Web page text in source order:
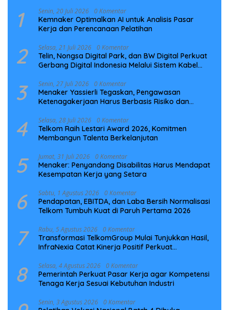
1 Senin, 20 Juli 2026 0 Komentar
Kemnaker Optimalkan AI untuk Analisis Pasar
Kerja dan Perencanaan Pelatihan
2 Selasa, 21 Juli 2026 0 Komentar
Telin, Nongsa Digital Park, dan BW Digital Perkuat
Gerbang Digital Indonesia Melalui Sistem Kabel
3 Senin, 27 Juli 2026 0 Komentar
Menaker Yassierli Tegaskan, Pengawasan
Ketenagakerjaan Harus Berbasis Risiko dan
4 Selasa, 28 Juli 2026 0 Komentar
Telkom Raih Lestari Award 2026, Komitmen
Membangun Talenta Berkelanjutan
5 Jumat, 31 Juli 2026 0 Komentar
Menaker: Penyandang Disabilitas Harus Mendapat
Kesempatan Kerja yang Setara
6 Sabtu, 1 Agustus 2026 0 Komentar
Pendapatan, EBITDA, dan Laba Bersih Normalisasi
Telkom Tumbuh Kuat di Paruh Pertama 2026
7 Rabu, 5 Agustus 2026 0 Komentar
Transformasi TelkomGroup Mulai Tunjukkan Hasil,
InfraNexia Catat Kinerja Positif Perkuat
8 Selasa, 4 Agustus 2026 0 Komentar
Pemerintah Perkuat Pasar Kerja agar Kompetensi
Tenaga Kerja Sesuai Kebutuhan Industri
Senin, 3 Agustus 2026 0 Komentar